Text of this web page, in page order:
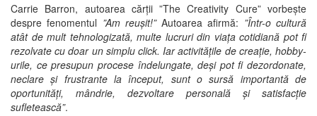
Carrie Barron, autoarea cărții ”The Creativity Cure” vorbește
despre fenomentul ”Am reușit!”Autoarea afirmă: ”Într-o cultură
atât de mult tehnologizată, multe lucruri din viața cotidiană pot fi
rezolvate cu doar un simplu click. Iar activitățile de creație, hobby-
urile, ce presupun procese îndelungate, deși pot fi dezordonate,
neclare și frustrante la început, sunt o sursă importantă de
oportunități, mândrie, dezvoltare personală și satisfacție
sufletească”.